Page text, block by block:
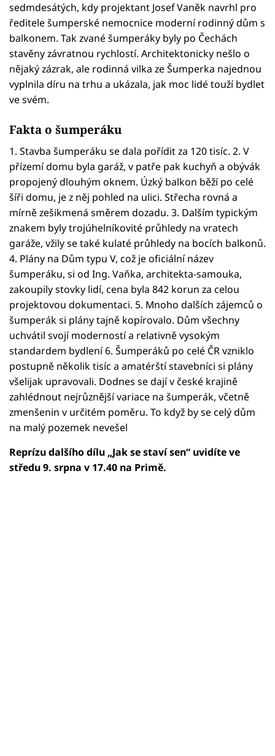
sedmdesátých, kdy projektant Josef Vaněk navrhl pro
ředitele šumperské nemocnice moderní rodinný dům s
balkonem. Tak zvané šumperáky byly po Čechách
stavěny závratnou rychlostí. Architektonicky nešlo o
nějaký zázrak, ale rodinná vilka ze Šumperka najednou
vyplnila díru na trhu a ukázala, jak moc lidé touží bydlet
ve svém.
Fakta o šumperáku
1. Stavba šumperáku se dala pořídit za 120 tisíc. 2. V
přízemí domu byla garáž, v patře pak kuchyň a obývák
propojený dlouhým oknem. Úzký balkon běží po celé
šíři domu, je z něj pohled na ulici. Střecha rovná a
mírně zešikmená směrem dozadu. 3. Dalším typickým
znakem byly trojúhelníkovité průhledy na vratech
garáže, vžily se také kulaté průhledy na bocích balkonů.
4. Plány na Dům typu V, což je oficiální název
šumperáku, si od Ing. Vaňka, architekta-samouka,
zakoupily stovky lidí, cena byla 842 korun za celou
projektovou dokumentaci. 5. Mnoho dalších zájemců o
šumperák si plány tajně kopírovalo. Dům všechny
uchvátil svojí moderností a relativně vysokým
standardem bydlení 6. Šumperáků po celé ČR vzniklo
postupně několik tisíc a amatérští stavebníci si plány
všelijak upravovali. Dodnes se dají v české krajině
zahlédnout nejrůznější variace na šumperák, včetně
zmenšenin v určitém poměru. To když by se celý dům
na malý pozemek nevešel
Reprízu dalšího dílu „Jak se staví sen“ uvidíte ve
středu 9. srpna v 17.40 na Primě.